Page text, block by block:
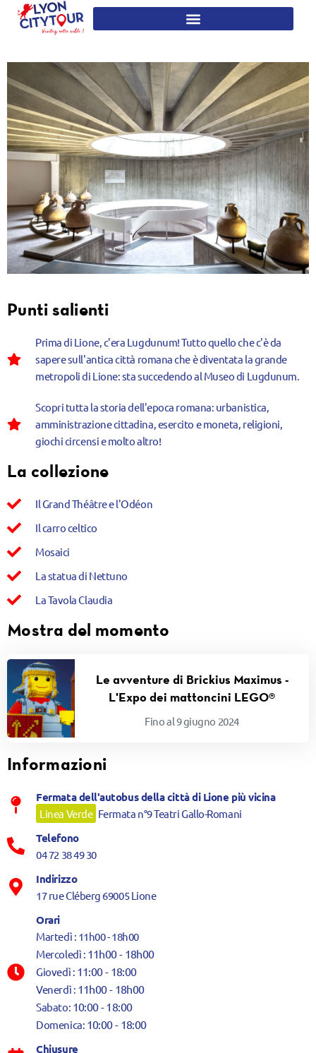
Punti salienti
Prima di Lione, c'era Lugdunum! Tutto quello che c'è da
sapere sull'antica città romana che è diventata la grande
metropoli di Lione: sta succedendo al Museo di Lugdunum.
Scopri tutta la storia dell'epoca romana: urbanistica,
amministrazione cittadina, esercito e moneta, religioni,
giochi circensi e molto altro!
La collezione
Il Grand Théâtre e l'Odéon
Il carro celtico
Mosaici
La statua di Nettuno
La Tavola Claudia
Mostra del momento
Le avventure di Brickius Maximus -
L'Expo dei mattoncini LEGO®
Fino al 9 giugno 2024
Informazioni
Fermata dell'autobus della città di Lione più vicina
Linea Verde Fermata n°9 Teatri Gallo-Romani
Telefono
04 72 38 49 30
Indirizzo
17 rue Cléberg 69005 Lione
Orari
Martedì : 11h00 - 18h00
Mercoledì : 11h00 - 18h00
Giovedì : 11:00 - 18:00
Venerdì : 11h00 - 18h00
Sabato: 10:00 - 18:00
Domenica: 10:00 - 18:00
Chiusure